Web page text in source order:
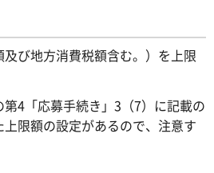
び地方消費税額含む。）を上限
4「応募手続き」3（7）に記載の
限額の設定があるので、注意す